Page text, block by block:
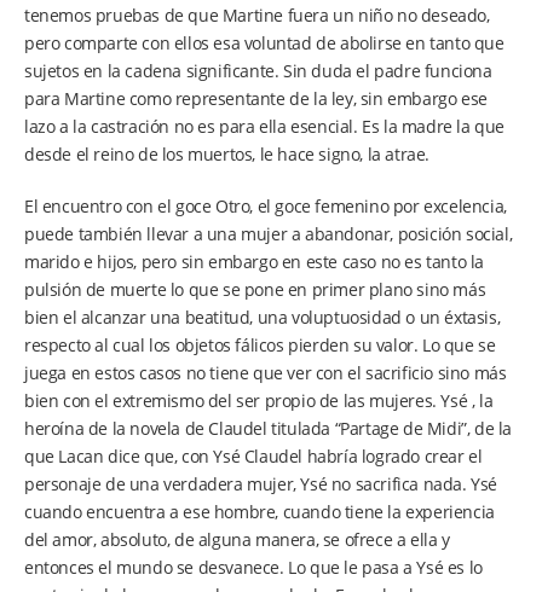
tenemos pruebas de que Martine fuera un niño no deseado,
pero comparte con ellos esa voluntad de abolirse en tanto que
sujetos en la cadena significante. Sin duda el padre funciona
para Martine como representante de la ley, sin embargo ese
lazo a la castración no es para ella esencial. Es la madre la que
desde el reino de los muertos, le hace signo, la atrae.
El encuentro con el goce Otro, el goce femenino por excelencia,
puede también llevar a una mujer a abandonar, posición social,
marido e hijos, pero sin embargo en este caso no es tanto la
pulsión de muerte lo que se pone en primer plano sino más
bien el alcanzar una beatitud, una voluptuosidad o un éxtasis,
respecto al cual los objetos fálicos pierden su valor. Lo que se
juega en estos casos no tiene que ver con el sacrificio sino más
bien con el extremismo del ser propio de las mujeres. Ysé , la
heroína de la novela de Claudel titulada “Partage de Midi”, de la
que Lacan dice que, con Ysé Claudel habría logrado crear el
personaje de una verdadera mujer, Ysé no sacrifica nada. Ysé
cuando encuentra a ese hombre, cuando tiene la experiencia
del amor, absoluto, de alguna manera, se ofrece a ella y
entonces el mundo se desvanece. Lo que le pasa a Ysé es lo